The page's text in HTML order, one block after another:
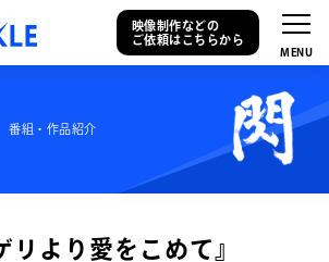
映像制作などの
ご依頼はこちらから
番組・作品紹介
リより愛をこめて』